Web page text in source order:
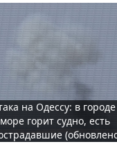
на Одессу: в
горит судно, есть